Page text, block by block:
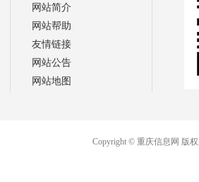
网站简介
网站帮助
友情链接
网站公告
网站地图
Copyright © 重庆信息网 版